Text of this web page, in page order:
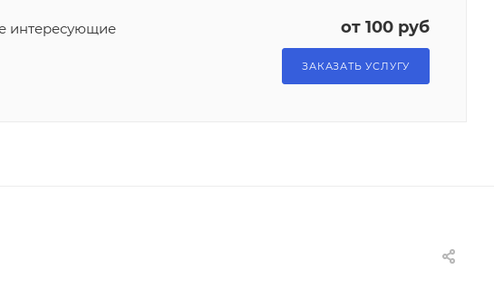
интересующие
от 100 руб
ЗАКАЗАТЬ УСЛУГУ